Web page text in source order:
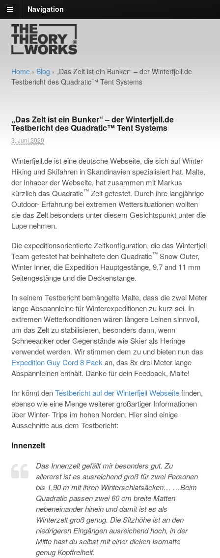
Navigation
Home › Blog › „Das Zelt ist ein Bunker“ – der Winterfjell.de
Testbericht des Quadratic™ Tent Systems
„Das Zelt ist ein Bunker“ – der Winterfjell.de
Testbericht des Quadratic™ Tent Systems
3. Juni 2020
Winterfjell.de ist eine deutsche Webseite, die sich auf Winter
Hiking und Skifahren in Skandinavien spezialisiert hat. Malte,
der Inhaber der Webseite, hat zusammen mit Markus
kürzlich das Quadratic™Zelt getestet. Durch ihre langjährige
Outdoor- Erfahrung bei extremen Wettersituationen wollten
sie das Zelt besonders unter diesem Gesichtspunkt unter die
Lupe nehmen.
Die expeditionsorientierte Zeltkonfiguration, die das Winterfjell
Team getestet hat beinhaltete den Quadratic™Snow Outer,
Winter Inner, die Expedition Hauptgestänge, 9,7 and 11 mm
Seitengestänge und die Deckenstange.
In seinem Testbericht bemängelte Malte, dass die zwei Meter
lange Abspannleine für Winterexpeditionen zu kurz sei. In
extremen Wetterkonditionen wären längere Leinen sinnvoll,
um das Zelt zu stabilisieren, besonders dann, wenn
Schneeanker oder Gegenstände wie Skier als Heringe
verwendet werden. Wir stimmen dem zu und bieten nun das
Expedition Guy Cord 8 Pack an, das 8x drei Meter lange
Abspannleinen enthält. Danke für dein Feedback, Malte!
Ihr könnt denTestbericht auf der Winterfjell Webseitefinden,
ebenso wie eine Menge weiterer großartiger Informationen
über Winter- Trips im hohen Norden. Hier sind einige
Ausschnitte aus dem Testbericht:
Innenzelt
Das Innenzelt gefällt mir besonders gut. Zu
allererst ist es ausreichend groß für zwei Personen
bis 1,90 m mit ihren Winterschlafsäcken… …Beim
Quadratic passen zwei 60 cm breite Matten
nebeneinander hinein und damit ist es als
Winterzelt groß genug. Die Sitzhöhe ist an den
niedrigeren Eingängen ausreichend hoch, in der
Mitte hast du selbst mit einer dicken Isomatte
genug Kopffreiheit.